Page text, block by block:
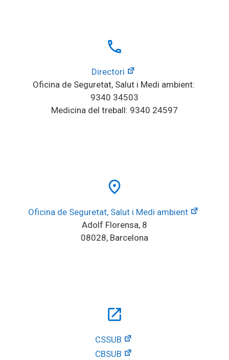
local_phone
Directori
Oficina de Seguretat, Salut i Medi ambient:
9340 34503
Medicina del treball: 9340 24597
place
Oficina de Seguretat, Salut i Medi ambient
Adolf Florensa, 8
08028, Barcelona
open_in_new
CSSUB
CBSUB